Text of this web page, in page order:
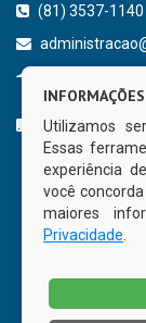
(81) 3537-1140
CURTA
Utilizamos
Essas
experiência
você
maiores
Privacidade